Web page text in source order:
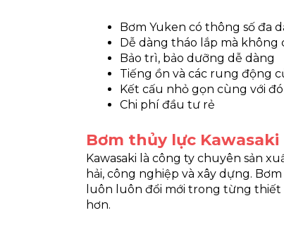
Bơm Yuken có thông số đa
Dễ dàng tháo lắp mà
Bảo trì, bảo dưỡng dễ dàng
Tiếng ồn và các rung động
Kết cấu nhỏ gọn cùng với
Chi phí đầu tư rẻ
Bơm thủy lực Kawasaki
Kawasaki là công ty chuyên sản
hải, công nghiệp và xây dựng.
luôn luôn đổi mới trong từng thiết
hơn.